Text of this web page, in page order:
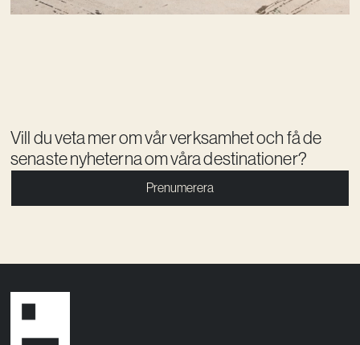
Vill du veta mer om vår verksamhet och få de
senaste nyheterna om våra destinationer?
Prenumerera